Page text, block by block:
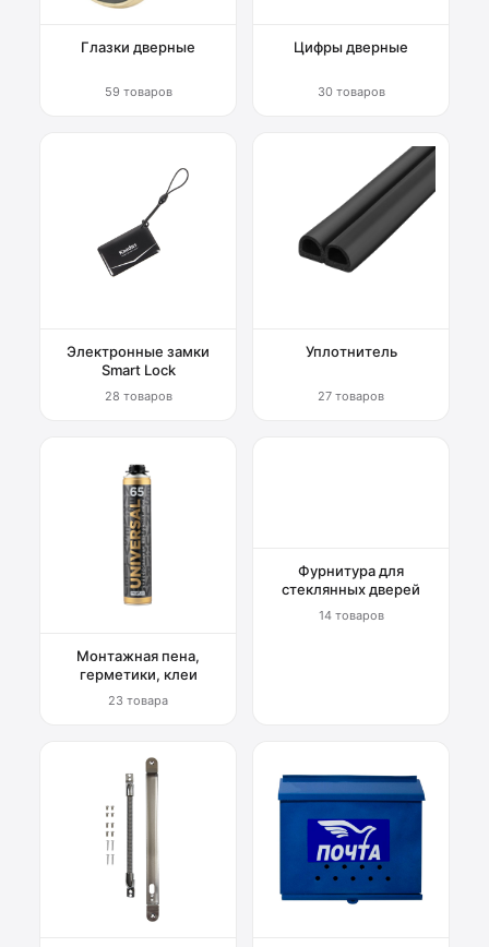
Глазки дверные
59 товаров
Цифры дверные
30 товаров
Электронные замки
Smart Lock
28 товаров
Уплотнитель
27 товаров
Монтажная пена,
герметики, клеи
23 товара
Фурнитура для
стеклянных дверей
14 товаров